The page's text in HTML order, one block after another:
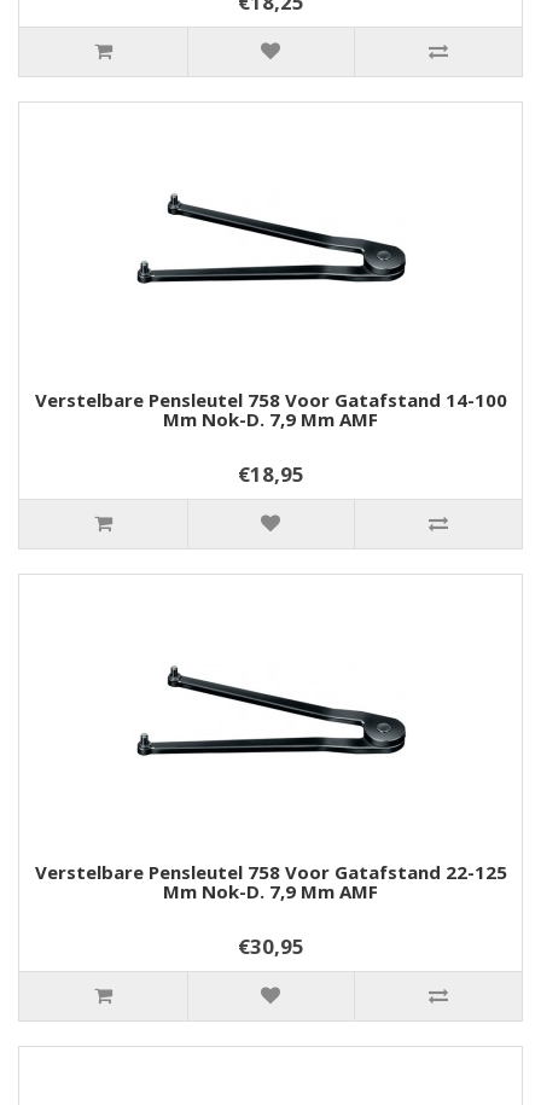
Verstelbare Pensleutel 758 Voor Gatafstand 14-100
Mm Nok-D. 7,9 Mm AMF
€18,95
Verstelbare Pensleutel 758 Voor Gatafstand 22-125
Mm Nok-D. 7,9 Mm AMF
€30,95